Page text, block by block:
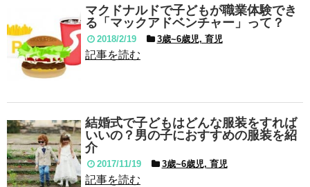
マクドナルドで子どもが職業体験でき
る「マックアドベンチャー」って？
2018/2/19 3歳~6歳児, 育児
記事を読む
結婚式で子どもはどんな服装をすれば
いいの？男の子におすすめの服装を紹
介
2017/11/19 3歳~6歳児, 育児
記事を読む